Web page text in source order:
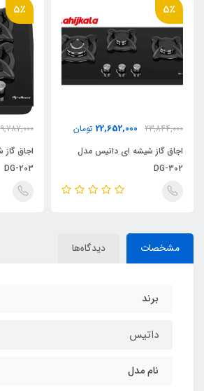
5٪
23,844,000
22,652,000 تومان
اجاق گاز شیشه ای داتیس مدل
DG-302
5٪
اجاق
DG-203
مشخصات دیدگاه‌ها
برند
داتیس
نام مدل